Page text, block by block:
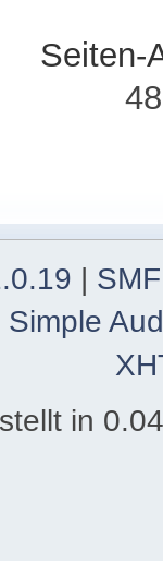
Seiten-
|
Simple
in